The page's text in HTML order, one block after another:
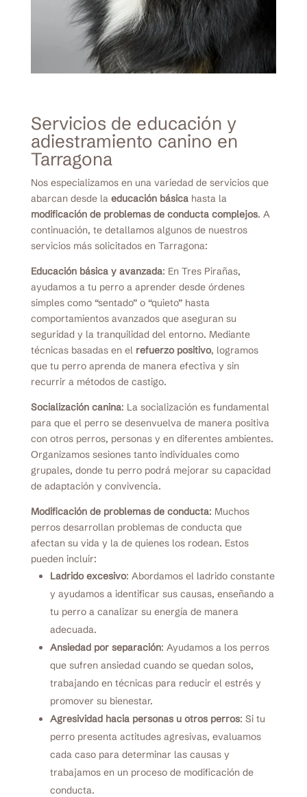
Servicios de educación y
adiestramiento canino en
Tarragona
Nos especializamos en una variedad de servicios que
abarcan desde la educación básicahasta la
modificación de problemas de conducta complejos. A
continuación, te detallamos algunos de nuestros
servicios más solicitados en Tarragona:
Educación básica y avanzada: En Tres Pirañas,
ayudamos a tu perro a aprender desde órdenes
simples como “sentado” o “quieto” hasta
comportamientos avanzados que aseguran su
seguridad y la tranquilidad del entorno. Mediante
técnicas basadas en el refuerzo positivo, logramos
que tu perro aprenda de manera efectiva y sin
recurrir a métodos de castigo.
Socialización canina: La socialización es fundamental
para que el perro se desenvuelva de manera positiva
con otros perros, personas y en diferentes ambientes.
Organizamos sesiones tanto individuales como
grupales, donde tu perro podrá mejorar su capacidad
de adaptación y convivencia.
Modificación de problemas de conducta: Muchos
perros desarrollan problemas de conducta que
afectan su vida y la de quienes los rodean. Estos
pueden incluir:
Ladrido excesivo: Abordamos el ladrido constante
y ayudamos a identificar sus causas, enseñando a
tu perro a canalizar su energía de manera
adecuada.
Ansiedad por separación: Ayudamos a los perros
que sufren ansiedad cuando se quedan solos,
trabajando en técnicas para reducir el estrés y
promover su bienestar.
Agresividad hacia personas u otros perros: Si tu
perro presenta actitudes agresivas, evaluamos
cada caso para determinar las causas y
trabajamos en un proceso de modificación de
conducta.